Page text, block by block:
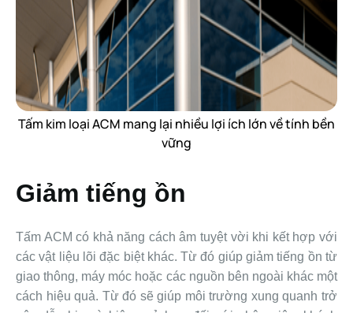
Tấm kim loại ACM mang lại nhiều lợi ích lớn về tính bền
vững
Giảm tiếng ồn
Tấm ACM có khả năng cách âm tuyệt vời khi kết hợp với
các vật liệu lõi đặc biệt khác. Từ đó giúp giảm tiếng ồn từ
giao thông, máy móc hoặc các nguồn bên ngoài khác một
cách hiệu quả. Từ đó sẽgiúp môi trường xung quanh trở